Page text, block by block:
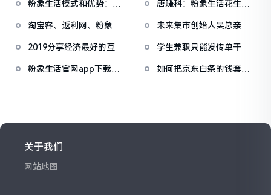
粉象生活模式和优势：社
唐赚科：粉象生活花生日
鲸选未来集市带您逆袭
淘宝客、返利网、粉象生
未来集市创始人吴总亲自
己给自己定个目标：每周
挣2000块钱。
2019分享经济最好的互联
团队长
学生兼职只能发传单干体
376965教你用手机如何两
粉象生活官网app下载，
如何把京东白条的钱套出
关于我们
网站地图